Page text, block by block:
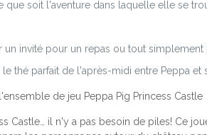
soit l'aventure dans laquelle elle se
invité pour un repas ou tout simplement
thé parfait de l'après-midi entre Peppa et
il n'y a pas besoin de piles! Ce